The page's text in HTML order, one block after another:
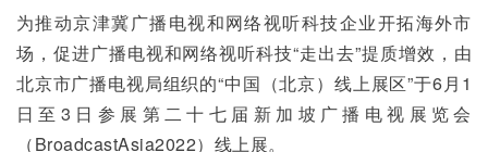
为推动京津冀广播电视和网络视听科技企业开拓海外市
场，促进广播电视和网络视听科技“走出去”提质增效，由
北京市广播电视局组织的“中国（北京）线上展区”于6月1
日至3日参展第二十七届新加坡广播电视展览会
（BroadcastAsia2022）线上展。